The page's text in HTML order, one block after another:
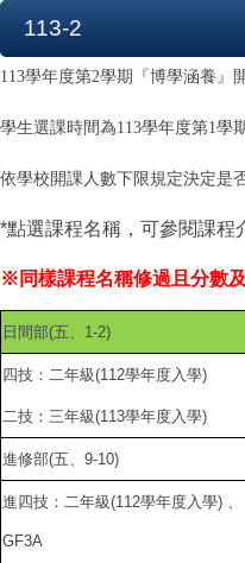
113-2
113學年度第2學期『博學涵養』
學生選課時間為113學年度第1學
依學校開課人數下限規定決定是
*點選課程名稱，可參閱課程
※同樣課程名稱修過且分數
日間部(五、1-2)
四技：二年級(112學年度入學)
二技：三年級(113學年度入學)
進修部(五、9-10)
進四技：二年級(112學年度入學) 、
GF3A